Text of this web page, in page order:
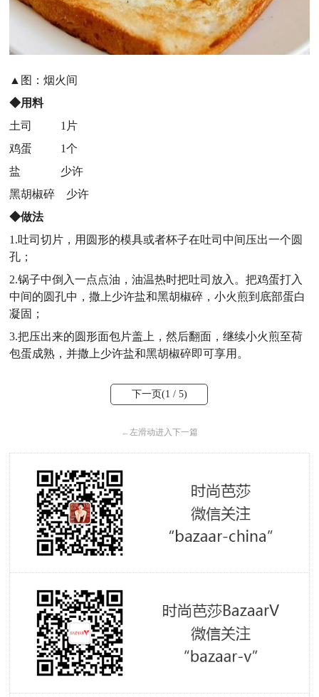
▲图：烟火间
◆用料
土司 1片
鸡蛋 1个
盐 少许
黑胡椒碎 少许
◆做法
1.吐司切片，用圆形的模具或者杯子在吐司中间压出一个圆
孔；
2.锅子中倒入一点点油，油温热时把吐司放入。把鸡蛋打入
中间的圆孔中，撒上少许盐和黑胡椒碎，小火煎到底部蛋白
凝固；
3.把压出来的圆形面包片盖上，然后翻面，继续小火煎至荷
包蛋成熟，并撒上少许盐和黑胡椒碎即可享用。
下一页(1 / 5)
← 左滑动进入下一篇